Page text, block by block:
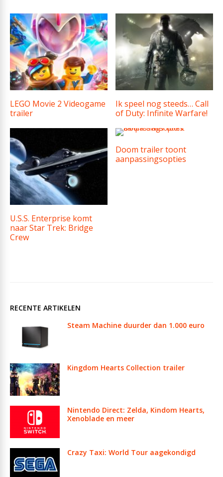
LEGO Movie 2 Videogame
trailer
Ik speel nog steeds… Call
of Duty: Infinite Warfare!
U.S.S. Enterprise komt
naar Star Trek: Bridge
Crew
Doom trailer toont
aanpassingsopties
RECENTE ARTIKELEN
Steam Machine duurder dan 1.000 euro
Kingdom Hearts Collection trailer
Nintendo Direct: Zelda, Kindom Hearts,
Xenoblade en meer
Crazy Taxi: World Tour aagekondigd